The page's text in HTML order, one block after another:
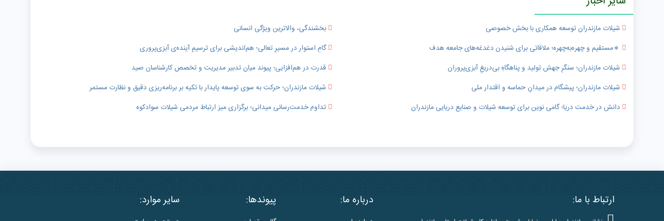
شیلات مازندران توسعه همکاری با بخش خصوصی
بخشندگی، والاترین ویژگی انسانی
🔹️مستقیم و چهره‌به‌چهره؛ ملاقاتی برای شنیدن دغدغه‌های جامعه هدف
گامِ استوار در مسیرِ تعالی؛ هم‌اندیشی برای ترسیمِ آینده‌ی آبزی‌پروری
شیلات مازندران؛ سنگرِ جهش تولید و پناهگاهِ بی‌دریغِ آبزی‌پروران
قدرت در هم‌افزایی؛ پیوند میان تدبیر مدیریت و تخصص کارشناسان صید
شیلات مازندران؛ پیشگام در میدانِ حماسه و اقتدار ملی
شیلات مازندران؛ حرکت به سوی توسعه پایدار با تکیه بر برنامه‌ریزی دقیق و نظارت مستمر
دانش در خدمت دریا؛ گامی نوین برای توسعه شیلات و صنایع دریایی مازندران
تداوم خدمت‌رسانی میدانی؛ برگزاری میز ارتباط مردمی شیلات سوادکوه
ارتباط با ما: درباره ما: پیوندها: سایر موارد: